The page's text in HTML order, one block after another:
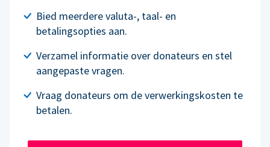
Bied meerdere valuta-, taal- en
betalingsopties aan.
Verzamel informatie over donateurs en stel
aangepaste vragen.
Vraag donateurs om de verwerkingskosten te
betalen.